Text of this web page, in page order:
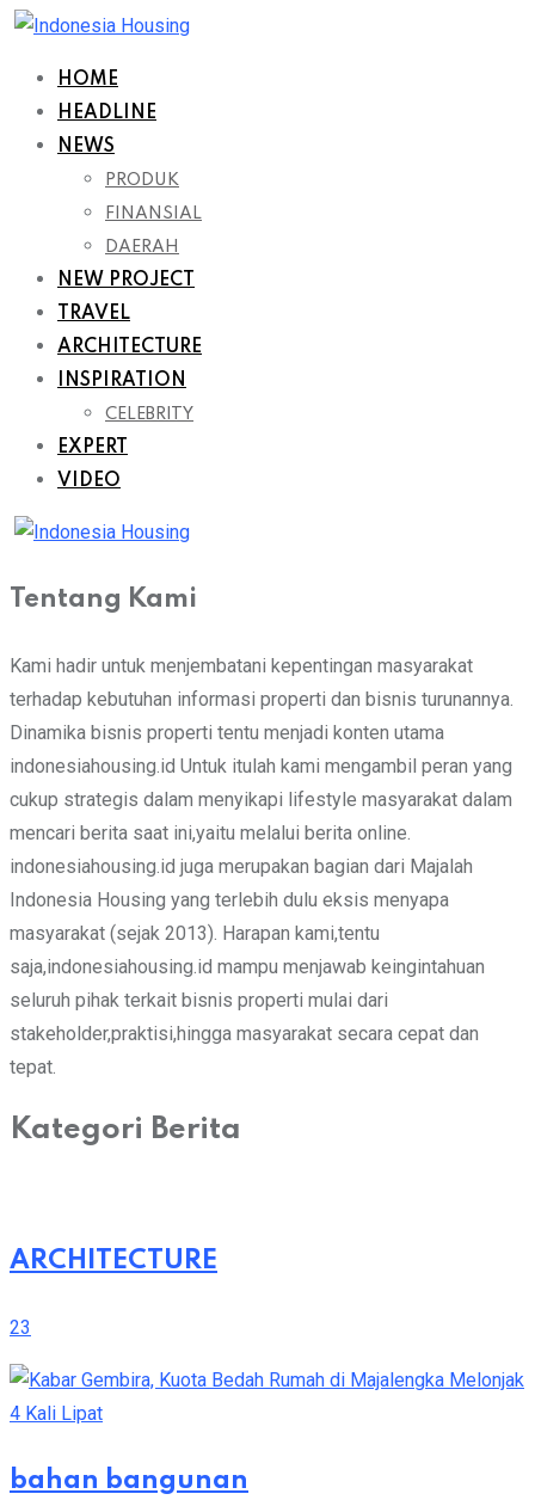
Skip
contentHOME
HEADLINE
NEWS
PRODUK
FINANSIAL
DAERAH
NEW PROJECT
TRAVEL
ARCHITECTURE
INSPIRATION
CELEBRITY
EXPERT
VIDEO
Tentang Kami
Kami hadir untuk menjembatani kepentingan masyarakat
terhadap kebutuhan informasi properti dan bisnis turunannya.
Dinamika bisnis properti tentu menjadi konten utama
indonesiahousing.id Untuk itulah kami mengambil peran yang
cukup strategis dalam menyikapi lifestyle masyarakat dalam
mencari berita saat ini,yaitu melalui berita online.
indonesiahousing.id juga merupakan bagian dari Majalah
Indonesia Housing yang terlebih dulu eksis menyapa
masyarakat (sejak 2013). Harapan kami,tentu
saja,indonesiahousing.id mampu menjawab keingintahuan
seluruh pihak terkait bisnis properti mulai dari
stakeholder,praktisi,hingga masyarakat secara cepat dan
tepat.
Kategori Berita
ARCHITECTURE
23
bahan bangunan